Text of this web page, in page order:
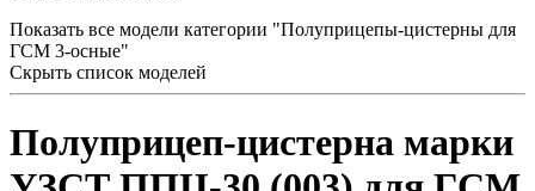
Показать все модели категории "Полуприцепы-цистерны для
ГСМ 3-осные"
Скрыть список моделей
Полуприцеп-цистерна марки